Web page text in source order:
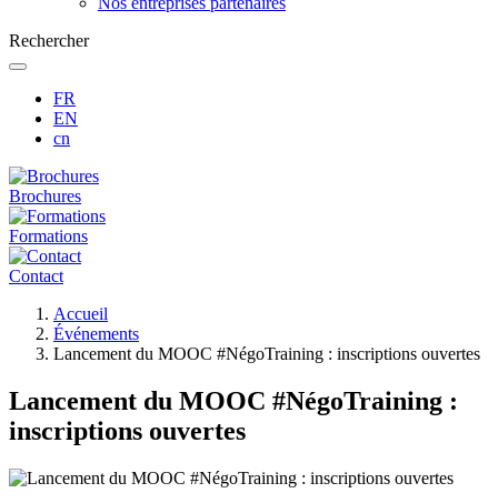
Rechercher
FR
EN
cn
Brochures
Formations
Contact
d'Ariane
Accueil
Événements
Lancement du MOOC #NégoTraining : inscriptions ouvertes
Lancement du MOOC #NégoTraining :
inscriptions ouvertes